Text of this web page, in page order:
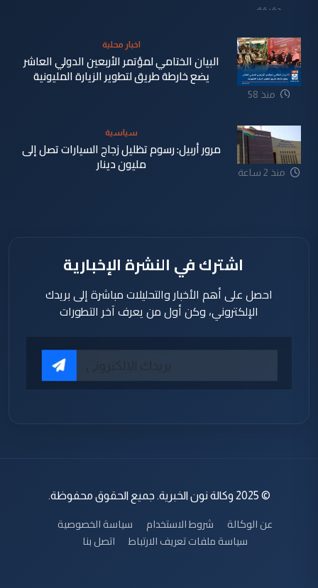
دقيقة
منذ 58
اخبار محلية
البيان الختامي لمؤتمر الأربعين الدولي العاشر
يضع خارطة طريق لتطوير الزيارة المليونية
منذ 2 ساعة
سياسية
مرور أربيل: رسوم تظليل زجاج السيارات تصل إلى
مليون دينار
اشترك في النشرة الإخبارية
احصل على أهم الأخبار والتحليلات مباشرة إلى بريدك
الإلكتروني، وكن أول من يعرف آخر التطورات
© 2025 وكالة نون الخبرية. جميع الحقوق محفوظة.
عن الوكالة شروط الاستخدام
سياسة الخصوصية
سياسة ملفات تعريف الارتباط
اتصل بنا